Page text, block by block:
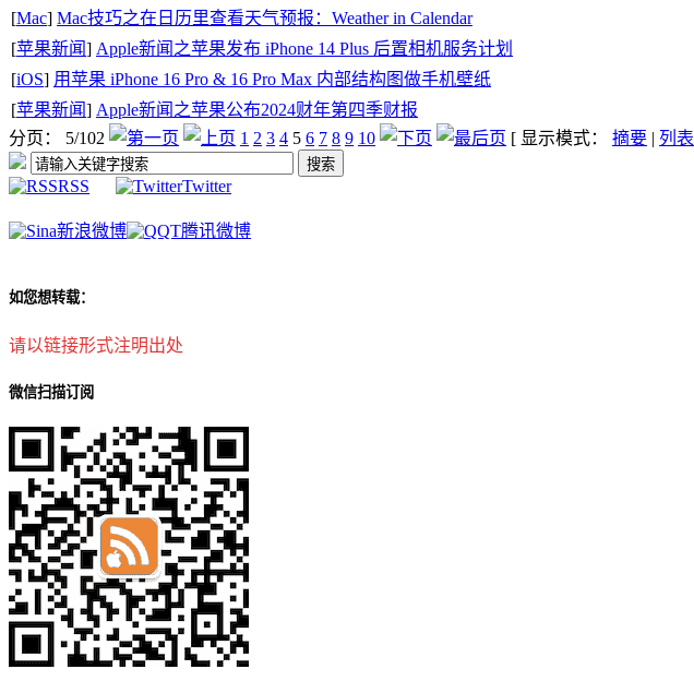
[Mac] Mac技巧之在日历里查看天气预报：Weather in Calendar
[苹果新闻] Apple新闻之苹果发布 iPhone 14 Plus 后置相机服务计划
[iOS] 用苹果 iPhone 16 Pro & 16 Pro Max 内部结构图做手机壁纸
[苹果新闻] Apple新闻之苹果公布2024财年第四季财报
分页： 5/102
1 2 3 4 5 6 7 8 9 10 [ 显示模式： 摘要 | 列表
RSS Twitter
新浪微博 腾讯微博
如您想转载：
请以链接形式注明出处
微信扫描订阅